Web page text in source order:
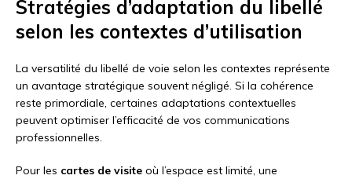
Stratégies d’adaptation du libellé
selon les contextes d’utilisation
La versatilité du libellé de voie selon les contextes représente
un avantage stratégique souvent négligé. Si la cohérence
reste primordiale, certaines adaptations contextuelles
peuvent optimiser l’efficacité de vos communications
professionnelles.
Pour les cartes de visite où l’espace est limité, une